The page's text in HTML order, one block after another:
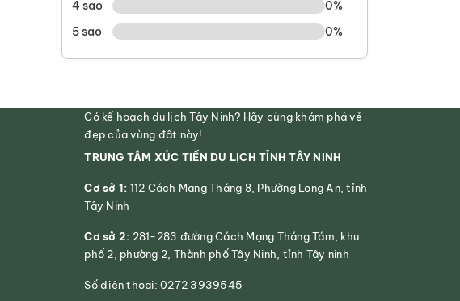
4 sao
0%
5 sao
0%
Có kế hoạch du lịch Tây Ninh? Hãy cùng khám phá vẻ
đẹp của vùng đất này!
TRUNG TÂM XÚC TIẾN DU LỊCH TỈNH TÂY NINH
Cơ sở 1: 112 Cách Mạng Tháng 8, Phường Long An, tỉnh
Tây Ninh
Cơ sở 2: 281-283 đường Cách Mạng Tháng Tám, khu
phố 2, phường 2, Thành phố Tây Ninh, tỉnh Tây ninh
Số điện thoại: 0272 3939545